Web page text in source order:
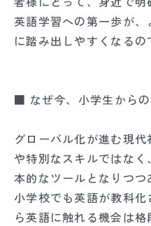
英語学習への第一歩が
に踏み出しやすくなるの
■ なぜ今、小学生から
グローバル化が進む現
や特別なスキルではな
本的なツールとなりつ
小学校でも英語が教科
ら英語に触れる機会は格